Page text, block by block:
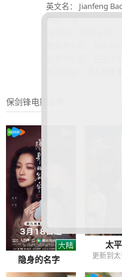
英文名： Jianfeng
更多外文名： Bao
更多中文名： 巴音齐
保剑锋电影全集
隐身的名字
更新到隐身的名字20
太
更新到